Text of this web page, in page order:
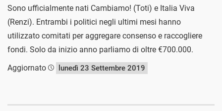
Sono ufficialmente nati Cambiamo! (Toti) e Italia Viva
(Renzi). Entrambi i politici negli ultimi mesi hanno
utilizzato comitati per aggregare consenso e raccogliere
fondi. Solo da inizio anno parliamo di oltre €700.000.
Aggiornato
lunedì 23 Settembre 2019